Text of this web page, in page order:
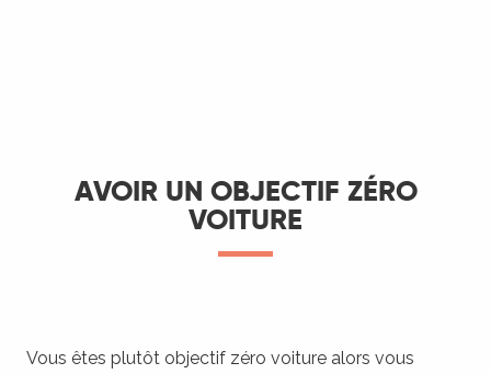
AVOIR UN OBJECTIF ZÉRO
VOITURE
Vous êtes plutôt objectif zéro voiture alors vous